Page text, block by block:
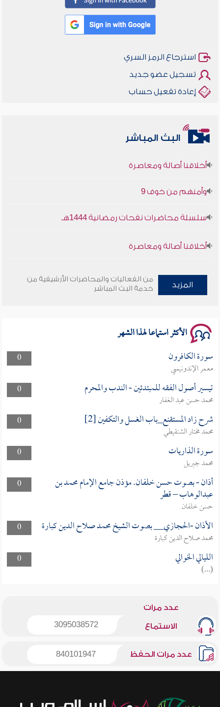
استرجاع الرمز السري
تسجيل عضو جديد
إعادة تفعيل حساب
البث المباشر
سلسلة محاضرات نفحات رمضانية 1444هـ
المزيد
من الفعاليات والمحاضرات الأرشيفية من
خدمة البث المباشر
الأكثر استماعا لهذا الشهر
0 سورة الكافرون
معمر الإندونيسي
0
تيسير أصول الفقه للمبتدئين - الندب والمحرم
محمد حسن عبد الغفار
0
شرح زاد المستقنع_باب الغسل والتكفين [2]
محمد مختار الشنقيطي
0
سورة الذاريات
محمد جبريل
0
أذان - بصوت حسن خلفان. مؤذن جامع الإمام محمد بن
عبدالوهاب – قطر
حسن خلفان
0
الأذان -الحجازي__ بصوت الشيخ محمد صلاح الدين كبارة
محمد صلاح الدين كبارة
0
الليالي الخوالي
(...)
عدد مرات
الاستماع 3095038572
عدد مرات الحفظ 840101947